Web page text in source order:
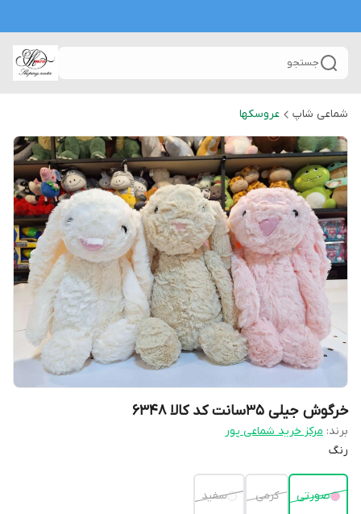
جستجو
شماعی شاپ عروسکها
خرگوش جیلی ۳۵سانت کد کالا ۶۳۴۸
برند: مرکز خرید شماعی پور
رنگ
صورتی کرمی سفید